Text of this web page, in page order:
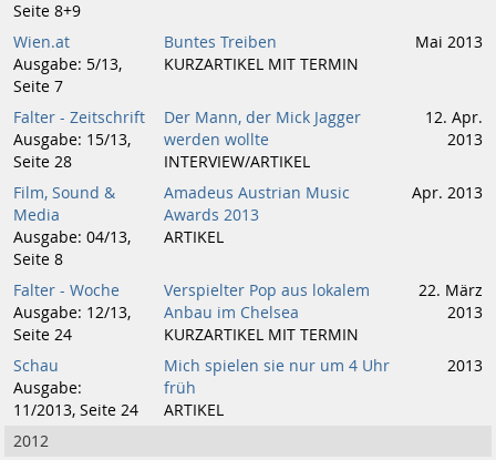
Seite 8+9
Wien.at
Ausgabe: 5/13,
Seite 7
Buntes Treiben
KURZARTIKEL MIT TERMIN
Mai 2013
Falter - Zeitschrift
Ausgabe: 15/13,
Seite 28
Der Mann, der Mick Jagger
werden wollte
INTERVIEW/ARTIKEL
12. Apr.
2013
Film, Sound &
Media
Ausgabe: 04/13,
Seite 8
Amadeus Austrian Music
Awards 2013
ARTIKEL
Apr. 2013
Falter - Woche
Ausgabe: 12/13,
Seite 24
Verspielter Pop aus lokalem
Anbau im Chelsea
KURZARTIKEL MIT TERMIN
22. März
2013
Schau
Ausgabe:
11/2013, Seite 24
Mich spielen sie nur um 4 Uhr
früh
ARTIKEL
2013
2012